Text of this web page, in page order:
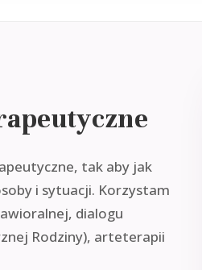
tak aby jak
i sytuacji. Korzystam
dialogu
Rodziny), arteterapii